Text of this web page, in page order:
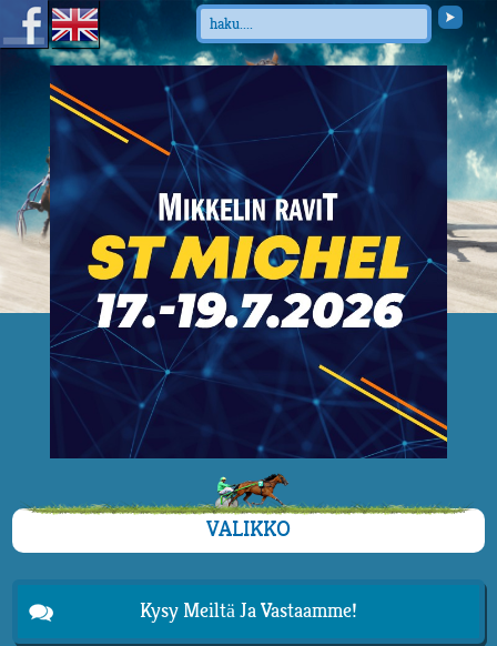
VALIKKO
Kysy Meiltä Ja Vastaamme!